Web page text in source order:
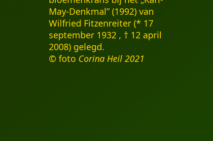
May-Denkmal” (1992) van
Wilfried Fitzenreiter (* 17
september 1932 , † 12 april
2008) gelegd.
© foto Corina Heil 2021